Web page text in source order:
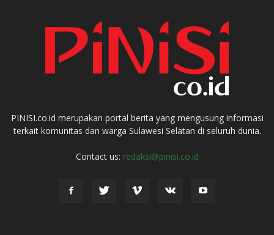
PINISI.co.id merupakan portal berita yang mengusung informasi
terkait komunitas dan warga Sulawesi Selatan di seluruh dunia.
Contact us: redaksi@pinisi.co.id